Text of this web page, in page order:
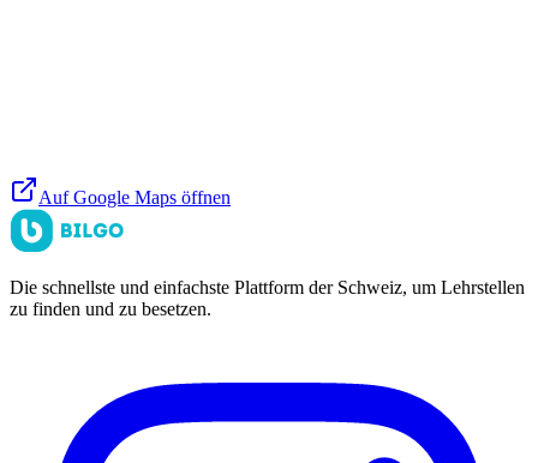
Auf Google Maps öffnen
Die schnellste und einfachste Plattform der Schweiz, um Lehrstellen
zu finden und zu besetzen.